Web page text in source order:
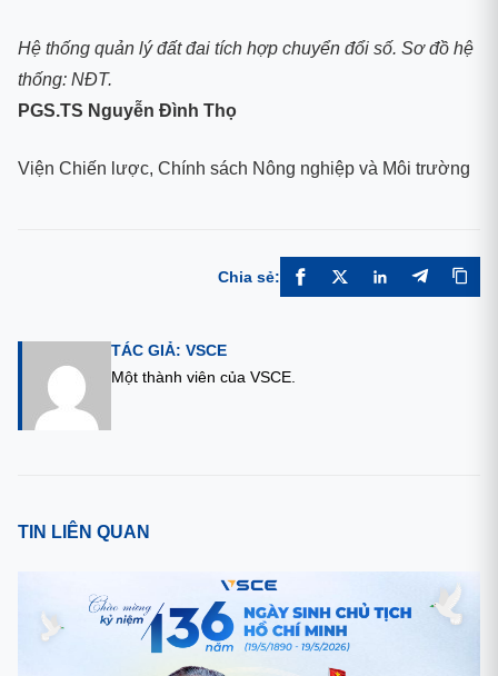
Hệ thống quản lý đất đai tích hợp chuyển đổi số. Sơ đồ hệ
thống: NĐT.
PGS.TS Nguyễn Đình Thọ
Viện Chiến lược, Chính sách Nông nghiệp và Môi trường
Chia sẻ:
TÁC GIẢ: VSCE
Một thành viên của VSCE.
TIN LIÊN QUAN